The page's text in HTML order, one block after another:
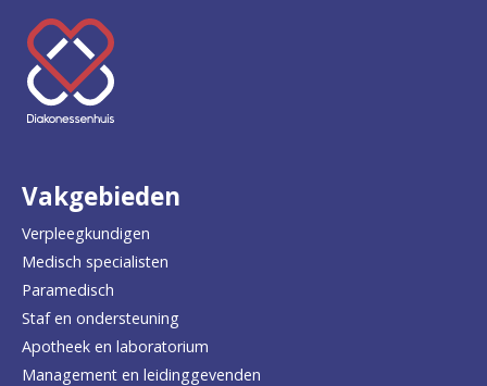
Keer
terug
naar
homepage
Vakgebieden
Verpleegkundigen
Medisch specialisten
Paramedisch
Staf en ondersteuning
Apotheek en laboratorium
Management en leidinggevenden